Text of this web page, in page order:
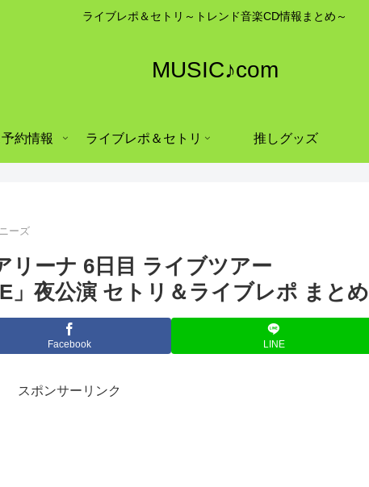
ライブレポ＆セトリ～トレンド音楽CD情報まとめ～
MUSIC♪com
約情報 ライブレポ＆セトリ 推しグッズ
ーズ
リーナ 6日目 ライブツアー
」夜公演 セトリ＆ライブレポ まとめ
Facebook LINE
スポンサーリンク